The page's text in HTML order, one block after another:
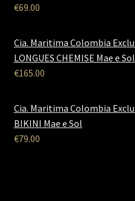
€69.00
Cia. Maritima Colombia
LONGUES CHEMISE Mae e Sol
€165.00
Cia. Maritima Colombia
BIKINI Mae e Sol
€79.00